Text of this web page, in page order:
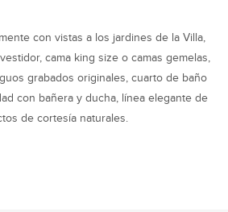
con vistas a los jardines de la Villa,
cama king size o camas gemelas,
grabados originales, cuarto de baño
con bañera y ducha, línea elegante de
de cortesía naturales.